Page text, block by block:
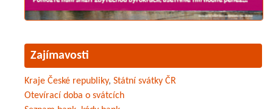
Zajímavosti
Kraje České republiky, Státní svátky ČR
Otevírací doba o svátcích